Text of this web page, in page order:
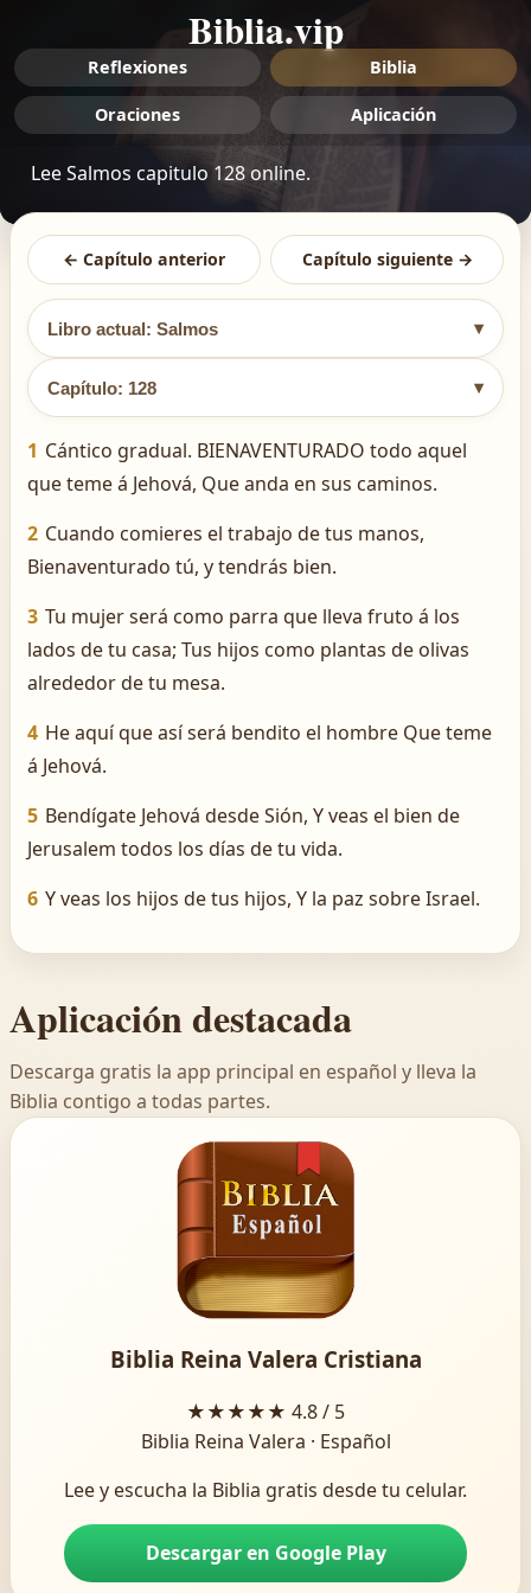
Biblia.vip
Reflexiones Biblia
Oraciones Aplicación
Lee Salmos capitulo 128 online.
← Capítulo anterior Capítulo siguiente →
Libro actual: Salmos ▾
Capítulo: 128 ▾
1 Cántico gradual. BIENAVENTURADO todo aquel
que teme á Jehová, Que anda en sus caminos.
2 Cuando comieres el trabajo de tus manos,
Bienaventurado tú, y tendrás bien.
3 Tu mujer será como parra que lleva fruto á los
lados de tu casa; Tus hijos como plantas de olivas
alrededor de tu mesa.
4 He aquí que así será bendito el hombre Que teme
á Jehová.
5 Bendígate Jehová desde Sión, Y veas el bien de
Jerusalem todos los días de tu vida.
6 Y veas los hijos de tus hijos, Y la paz sobre Israel.
Aplicación destacada
Descarga gratis la app principal en español y lleva la
Biblia contigo a todas partes.
Biblia Reina Valera Cristiana
★★★★★ 4.8 / 5
Biblia Reina Valera · Español
Lee y escucha la Biblia gratis desde tu celular.
Descargar en Google Play